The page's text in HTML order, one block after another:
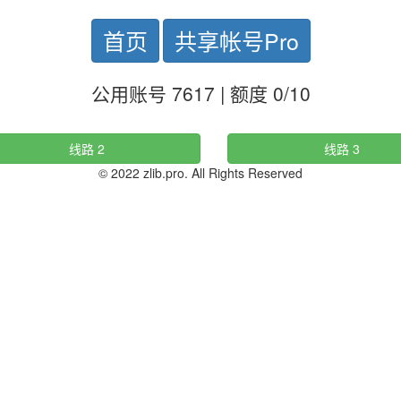
首页 共享帐号Pro
公用账号 7617 | 额度 0/10
线路 2
线路 3
© 2022 zlib.pro. All Rights Reserved